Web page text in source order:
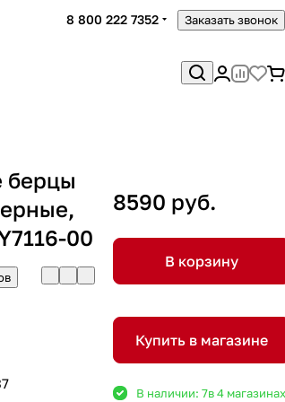
8 800 222 7352 Заказать звонок
берцы
00
8590 руб.
В корзину
Купить в магазине
В наличии: 7в 4 магазинах